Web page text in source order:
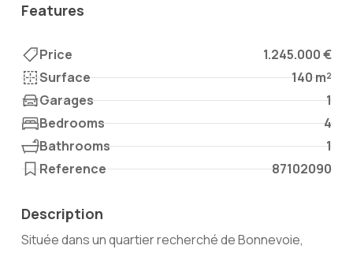
Features
Price
1.245.000 €
Surface
140 m²
Garages
1
Bedrooms
4
Bathrooms
1
Reference
87102090
Description
Située dans un quartier recherché de Bonnevoie,